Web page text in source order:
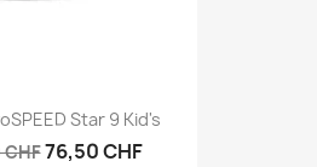
Star 9 Kid's
76,50 CHF